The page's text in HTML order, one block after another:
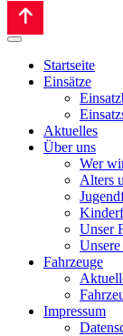
Startseite
Einsätze
Aktuelles
Über uns
Wer
Alters
Unser
Fahrzeuge
Impressum